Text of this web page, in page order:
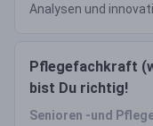
Analysen und
Pflegefachkraft
bist Du richtig!
Senioren -und